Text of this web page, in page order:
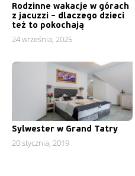
Rodzinne wakacje w górach
z jacuzzi – dlaczego dzieci
też to pokochają
24 września, 2025
Sylwester w Grand Tatry
20 stycznia, 2019